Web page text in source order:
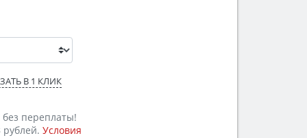
В 1 КЛИК
переплаты!
Условия